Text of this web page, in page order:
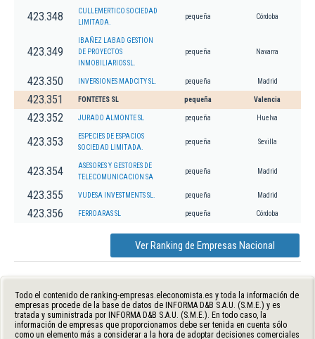
423.348
CULLEMERTICO SOCIEDAD
LIMITADA.
pequeña Córdoba
423.349
IBAÑEZ LABAD GESTION
DE PROYECTOS
INMOBILIARIOS SL.
pequeña Navarra
423.350 INVERSIONES MADCITY SL. pequeña Madrid
423.351 FONTETES SL pequeña Valencia
423.352 JURADO ALMONTE SL pequeña Huelva
423.353
ESPECIES DE ESPACIOS
SOCIEDAD LIMITADA.
pequeña Sevilla
423.354
ASESORES Y GESTORES DE
TELECOMUNICACION SA
pequeña Madrid
423.355 VUDESA INVESTMENTS SL. pequeña Madrid
423.356 FERROARAS SL pequeña Córdoba
Ver Ranking de Empresas Nacional
Todo el contenido de ranking-empresas.eleconomista.es y toda la información de
empresas procede de la base de datos de INFORMA D&B S.A.U. (S.M.E.) y es
tratada y suministrada por INFORMA D&B S.A.U. (S.M.E.). En todo caso, la
información de empresas que proporcionamos debe ser tenida en cuenta sólo
como un elemento más a considerar a la hora de adoptar decisiones comerciales